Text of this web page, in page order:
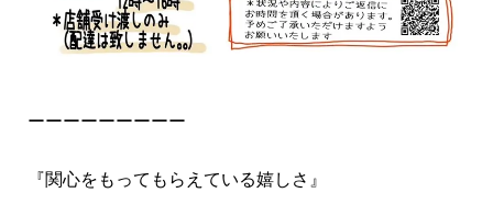
ーーーーーーーーー
『関心をもってもらえている嬉しさ』